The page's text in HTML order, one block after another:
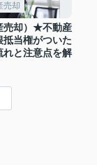
却
売却）★不動産
当権がついた
れと注意点を解